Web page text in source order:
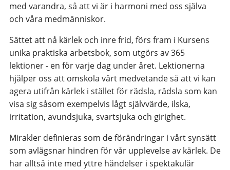
med varandra, så att vi är i harmoni med oss själva
och våra medmänniskor.
Sättet att nå kärlek och inre frid, förs fram i Kursens
unika praktiska arbetsbok, som utgörs av 365
lektioner - en för varje dag under året. Lektionerna
hjälper oss att omskola vårt medvetande så att vi kan
agera utifrån kärlek i stället för rädsla, rädsla som kan
visa sig såsom exempelvis lågt självvärde, ilska,
irritation, avundsjuka, svartsjuka och girighet.
Mirakler definieras som de förändringar i vårt synsätt
som avlägsnar hindren för vår upplevelse av kärlek. De
har alltså inte med yttre händelser i spektakulär